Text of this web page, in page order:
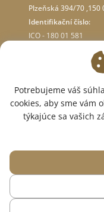
Plzeňská 394/70 ,150
Identifikační číslo:
ICO - 180 01 581
O OBCHODE
SME V SOCIÁLNYCH
© 2015 — 2026,
Potrebujeme váš
cookies, aby sme vám
týkajúce sa vašich